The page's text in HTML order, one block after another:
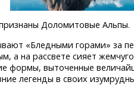
Доломитовые Альпы.
«Бледными горами» за
а на рассвете сияет
формы, выточенные
легенды в своих